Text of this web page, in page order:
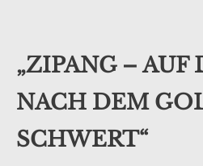
„ZIPANG – AUF
NACH DEM
SCHWERT“